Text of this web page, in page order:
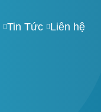
Tin Tức Liên hệ